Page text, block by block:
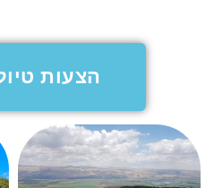
הצעות